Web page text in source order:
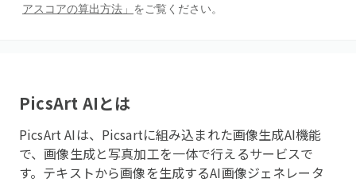
アスコアの算出方法」 をご覧ください。
PicsArt AIとは
PicsArt AIは、Picsartに組み込まれた画像生成AI機能
で、画像生成と写真加工を一体で行えるサービスで
す。テキストから画像を生成するAI画像ジェネレータ